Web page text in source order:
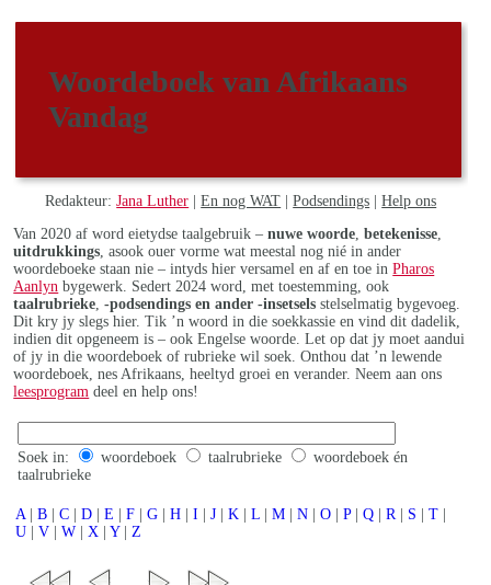
Woordeboek van Afrikaans
Vandag
Redakteur:Jana Luther |En nog WAT |Podsendings |Help ons
Van 2020 af word eietydse taalgebruik –nuwe woorde ,betekenisse
uitdrukkings , asook ouer vorme wat meestal nog nié in ander
woordeboeke staan nie – intyds hier versamel en af en toe inPharos
Aanlyn bygewerk. Sedert 2024 word, met toestemming, ook
taalrubrieke ,-podsendings en ander -insetsels stelselmatig bygevoeg.
Dit kry jy slegs hier. Tik ’n woord in die soekkassie en vind dit dadelik,
indien dit opgeneem is – ook Engelse woorde. Let op dat jy moet aandui
of jy in die woordeboek of rubrieke wil soek. Onthou dat ’n lewende
woordeboek, nes Afrikaans, heeltyd groei en verander. Neem aan ons
leesprogram deel en help ons!
Soek in: woordeboek taalrubrieke
woordeboek én
taalrubrieke
A | B | C | D | E | F | G | H | I | J | K | L | M | N | O | P | Q | R | S | T |
U | V | W | X | Y | Z